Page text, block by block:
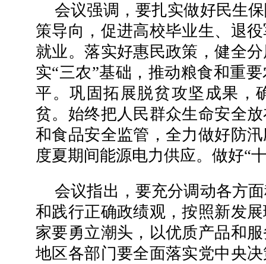
会议强调，要扎实做好民生
策导向，促进高校毕业生、退
就业。落实好惠民政策，健全
实“三农”基础，推动粮食和重
平。巩固拓展脱贫攻坚成果，
贫。始终把人民群众生命安全
和食品安全监管，全力做好防
度夏期间能源电力供应。做好“
会议指出，要充分调动各方
和践行正确政绩观，按照新发
家要勇立潮头，以优质产品和
地区各部门要全面落实党中央